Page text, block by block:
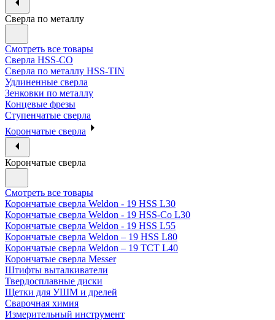
Сверла по металлу
Смотреть все товары
Сверла HSS-CO
Сверла по металлу HSS-TIN
Удлиненные сверла
Зенковки по металлу
Концевые фрезы
Ступенчатые сверла
Корончатые сверла
Корончатые сверла
Смотреть все товары
Корончатые сверла Weldon - 19 HSS L30
Корончатые сверла Weldon - 19 HSS-Co L30
Корончатые сверла Weldon - 19 HSS L55
Корончатые сверла Weldon – 19 HSS L80
Корончатые сверла Weldon – 19 TCT L40
Корончатые сверла Messer
Штифты выталкиватели
Твердосплавные диски
Щетки для УШМ и дрелей
Сварочная химия
Измерительный инструмент